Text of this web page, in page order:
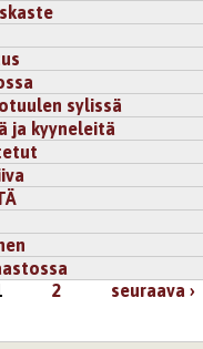
sylissä
ja kyyneleitä
2 seuraava ›